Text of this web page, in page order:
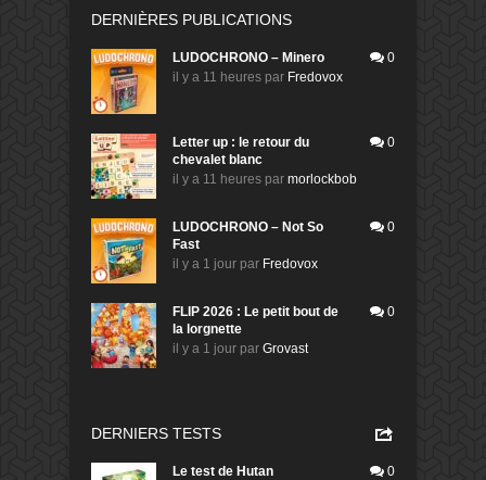
DERNIÈRES PUBLICATIONS
LUDOCHRONO – Minero
il y a 11 heures par Fredovox
0
Letter up : le retour du
chevalet blanc
il y a 11 heures par morlockbob
0
LUDOCHRONO – Not So
Fast
il y a 1 jour par Fredovox
0
FLIP 2026 : Le petit bout de
la lorgnette
il y a 1 jour par Grovast
0
DERNIERS TESTS
Le test de Hutan
0